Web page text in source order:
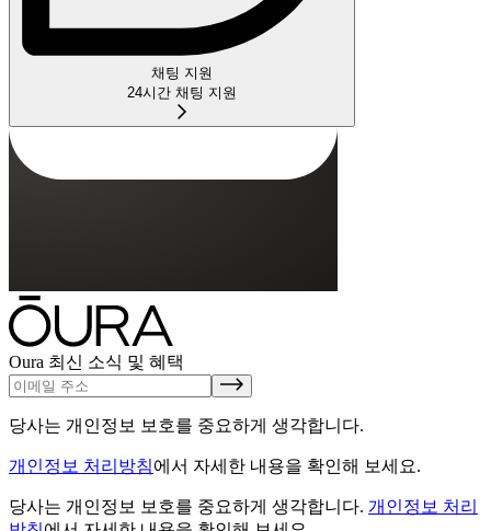
채팅 지원
24시간 채팅 지원
Oura 최신 소식 및 혜택
당사는 개인정보 보호를 중요하게 생각합니다.
개인정보 처리방침에서 자세한 내용을 확인해 보세요.
당사는 개인정보 보호를 중요하게 생각합니다. 개인정보 처리